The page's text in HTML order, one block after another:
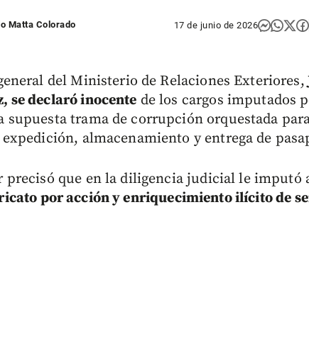
Matta Colorado 17 de junio de 2026
del Ministerio de Relaciones Exteriores,
se declaró inocente de los cargos imputados
supuesta trama de corrupción orquestada
almacenamiento y entrega de
precisó que en la diligencia judicial le imputó
por acción y enriquecimiento ilícito de